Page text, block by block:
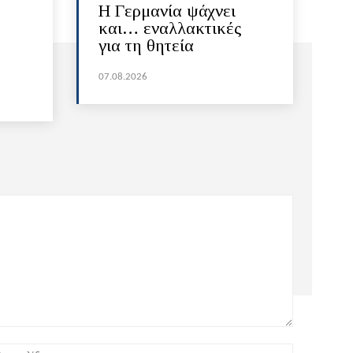
H Γερμανία ψάχνει
και… εναλλακτικές
για τη θητεία
07.08.2026